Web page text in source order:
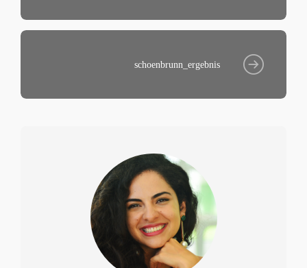
schoenbrunn_ergebnis